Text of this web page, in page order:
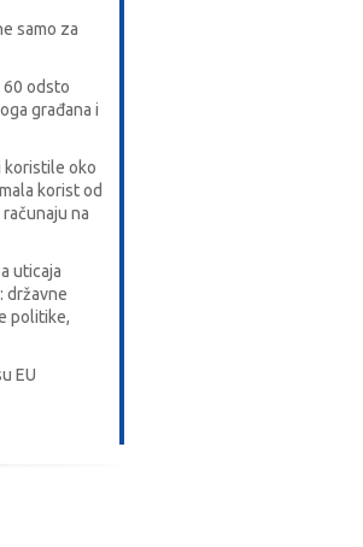
samo za
60 odsto
građana i
koristile oko
korist od
na
uticaja
državne
politike,
EU